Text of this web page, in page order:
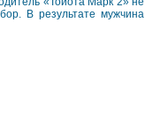
В результате мужчина